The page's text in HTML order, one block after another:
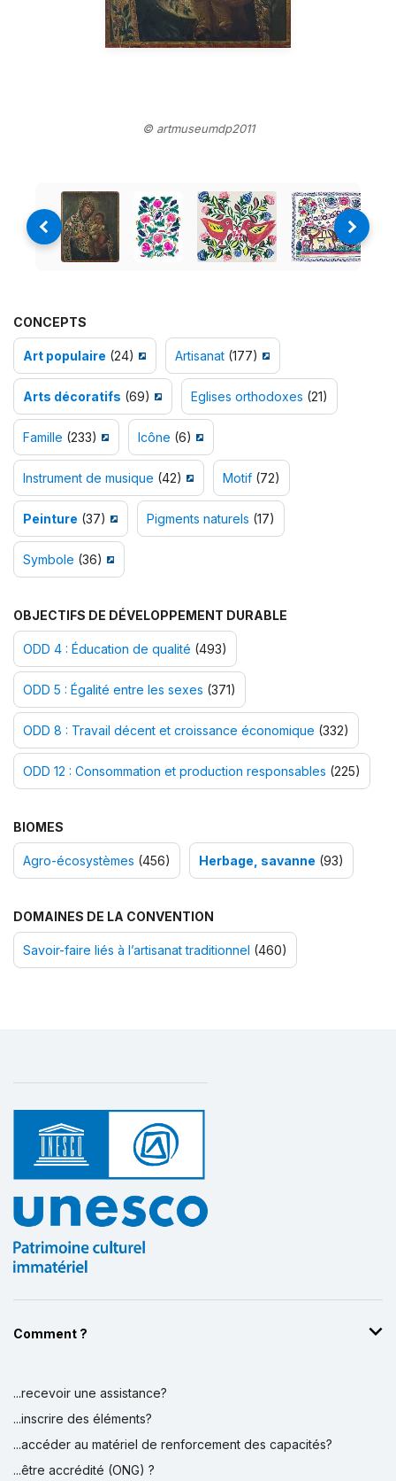
© artmuseumdp2011
CONCEPTS
Art populaire (24) Artisanat (177)
Arts décoratifs (69) Eglises orthodoxes (21)
Famille (233) Icône (6)
Instrument de musique (42) Motif (72)
Peinture (37) Pigments naturels (17)
Symbole (36)
OBJECTIFS DE DÉVELOPPEMENT DURABLE
ODD 4 : Éducation de qualité (493)
ODD 5 : Égalité entre les sexes (371)
ODD 8 : Travail décent et croissance économique (332)
ODD 12 : Consommation et production responsables (225)
BIOMES
Agro-écosystèmes (456) Herbage, savanne (93)
DOMAINES DE LA CONVENTION
Savoir-faire liés à l’artisanat traditionnel (460)
Comment ?
...recevoir une assistance?
...inscrire des éléments?
...accéder au matériel de renforcement des capacités?
...être accrédité (ONG) ?